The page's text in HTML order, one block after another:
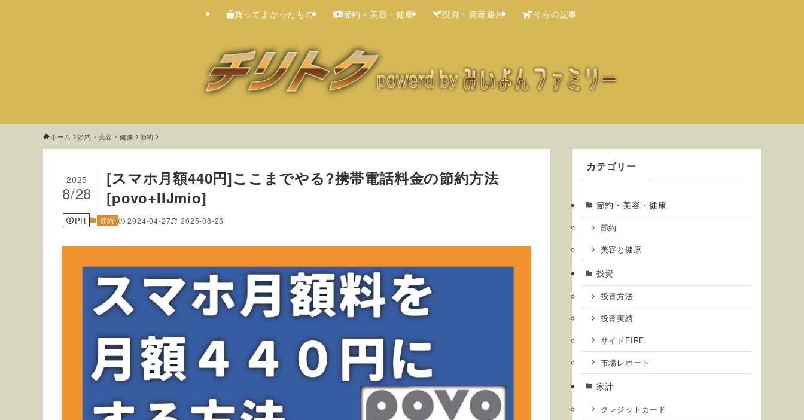
買ってよかったもの 節約・美容・健康 投資・資産運用 そらの記事
ホーム 節約・美容・健康 節約
[スマホ月額440円]ここまでやる?携帯電話料金の節約方法
[povo+IIJmio]
2025
8/28
PR 節約 2024-04-27 2025-08-28
カテゴリー
節約・美容・健康
節約
美容と健康
投資
投資方法
投資実績
サイドFIRE
市場レポート
家計
クレジットカード